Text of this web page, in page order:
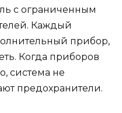
с ограниченным
Каждый
прибор,
Когда приборов
система не
предохранители.